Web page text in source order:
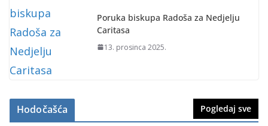
Poruka biskupa Radoša za Nedjelju
Caritasa
13. prosinca 2025.
Hodočašća Pogledaj sve